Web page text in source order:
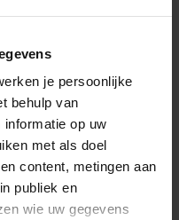
je persoonlijke
behulp van
op uw
met als doel
content, metingen aan
publiek en
wie uw gegevens